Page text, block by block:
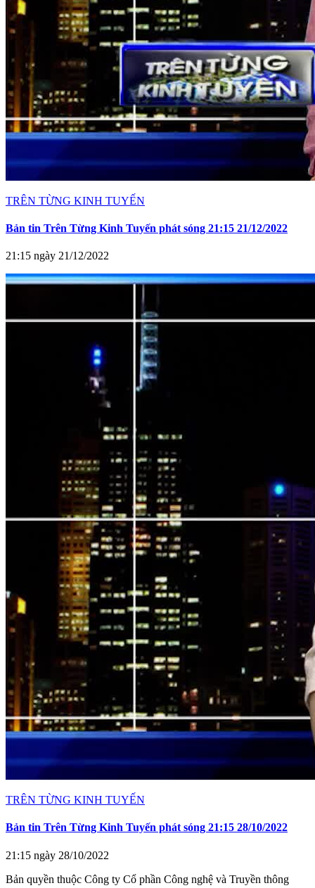
TRÊN TỪNG KINH TUYẾN
Bản tin Trên Từng Kinh Tuyến phát sóng 21:15 21/12/2022
21:15 ngày 21/12/2022
TRÊN TỪNG KINH TUYẾN
Bản tin Trên Từng Kinh Tuyến phát sóng 21:15 28/10/2022
21:15 ngày 28/10/2022
Bản quyền thuộc Công ty Cổ phần Công nghệ và Truyền thông